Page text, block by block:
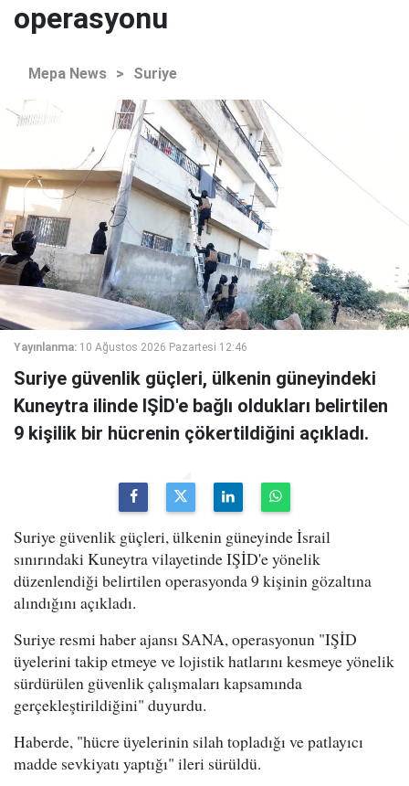
operasyonu
Mepa News > Suriye
Yayınlanma: 10 Ağustos 2026 Pazartesi 12:46
Suriye güvenlik güçleri, ülkenin güneyindeki
Kuneytra ilinde IŞİD'e bağlı oldukları belirtilen
9 kişilik bir hücrenin çökertildiğini açıkladı.
Suriye güvenlik güçleri, ülkenin güneyinde İsrail
sınırındaki Kuneytra vilayetinde IŞİD'e yönelik
düzenlendiği belirtilen operasyonda 9 kişinin gözaltına
alındığını açıkladı.
Suriye resmi haber ajansı SANA, operasyonun "IŞİD
üyelerini takip etmeye ve lojistik hatlarını kesmeye yönelik
sürdürülen güvenlik çalışmaları kapsamında
gerçekleştirildiğini" duyurdu.
Haberde, "hücre üyelerinin silah topladığı ve patlayıcı
madde sevkiyatı yaptığı" ileri sürüldü.